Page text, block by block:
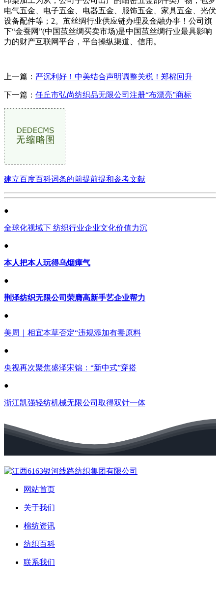
电气五金、电子五金、电器五金、服饰五金、家具五金、光伏
设备配件等；2。茧丝绸行业供应链办理及金融办事！公司旗
下“金蚕网”(中国茧丝绸买卖市场)是中国茧丝绸行业最具影响
力的财产互联网平台，平台操纵渠道、信用。
上一篇： 严沉利好！中美结合声明调整关税！郑棉回升
下一篇： 任丘市弘尚纺织品无限公司注册“布漂亮”商标
建立百度百科词条的前提前提和参考文献
●
全球化视域下 纺织行业企业文化价值力沉
●
本人把本人玩得乌烟瘴气
●
荆泽纺织无限公司荣膺高新手艺企业帮力
●
美周｜相宜本草否定“违规添加有毒原料
●
央视再次聚焦盛泽宋锦：“新中式”穿搭
●
浙江凯强轻纺机械无限公司取得双针一体
网站首页
关于我们
棉纺资讯
纺织百科
联系我们